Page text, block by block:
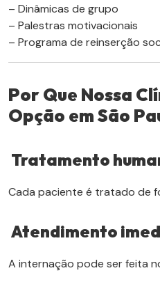
– Dinâmicas de grupo
– Palestras motivacionais
– Programa de reinserção
Por Que Nossa
Opção em São
Tratamento
Cada paciente é tratado de
Atendimento
A internação pode ser feita